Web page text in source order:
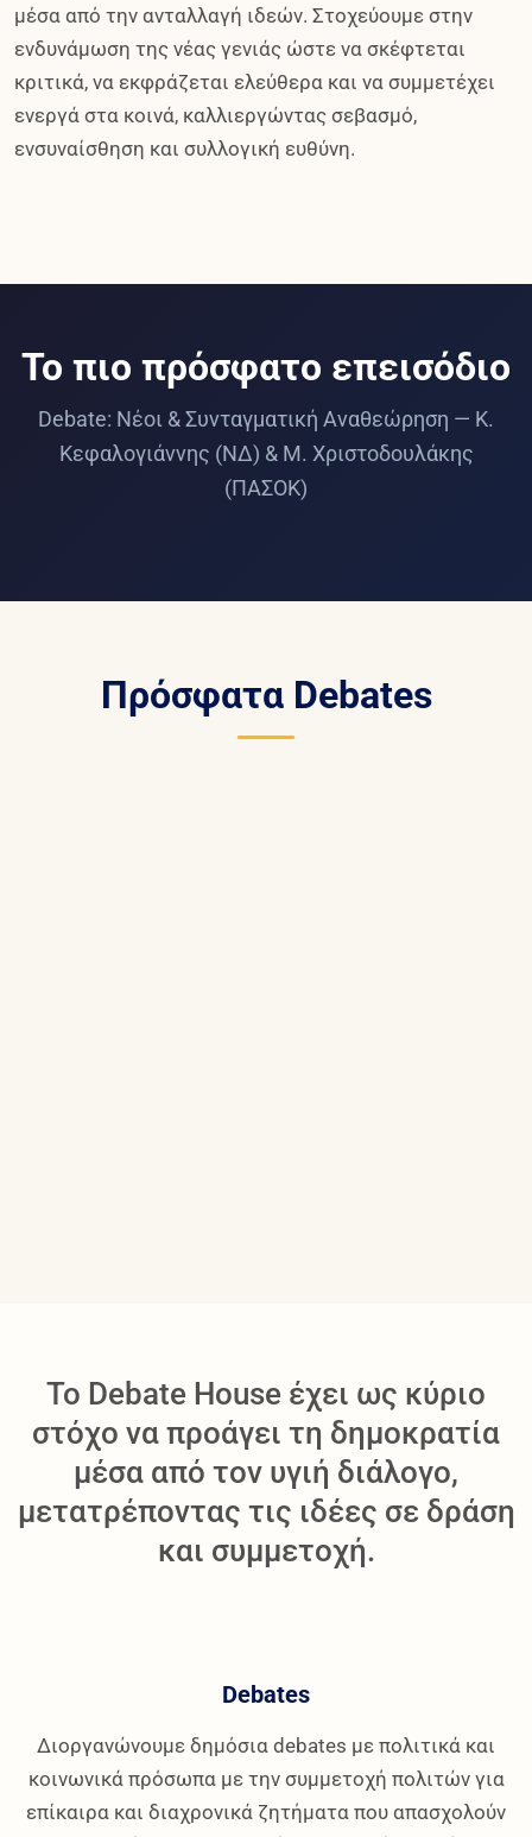
μέσα από την ανταλλαγή ιδεών. Στοχεύουμε στην
ενδυνάμωση της νέας γενιάς ώστε να σκέφτεται
κριτικά, να εκφράζεται ελεύθερα και να συμμετέχει
ενεργά στα κοινά, καλλιεργώντας σεβασμό,
ενσυναίσθηση και συλλογική ευθύνη.
Το πιο πρόσφατο επεισόδιο
Debate: Νέοι & Συνταγματική Αναθεώρηση — Κ.
Κεφαλογιάννης (ΝΔ) & Μ. Χριστοδουλάκης
(ΠΑΣΟΚ)
Πρόσφατα Debates
Το Debate House έχει ως κύριο
στόχο να προάγει τη δημοκρατία
μέσα από τον υγιή διάλογο,
μετατρέποντας τις ιδέες σε δράση
και συμμετοχή.
Debates
Διοργανώνουμε δημόσια debates με πολιτικά και
κοινωνικά πρόσωπα με την συμμετοχή πολιτών για
επίκαιρα και διαχρονικά ζητήματα που απασχολούν